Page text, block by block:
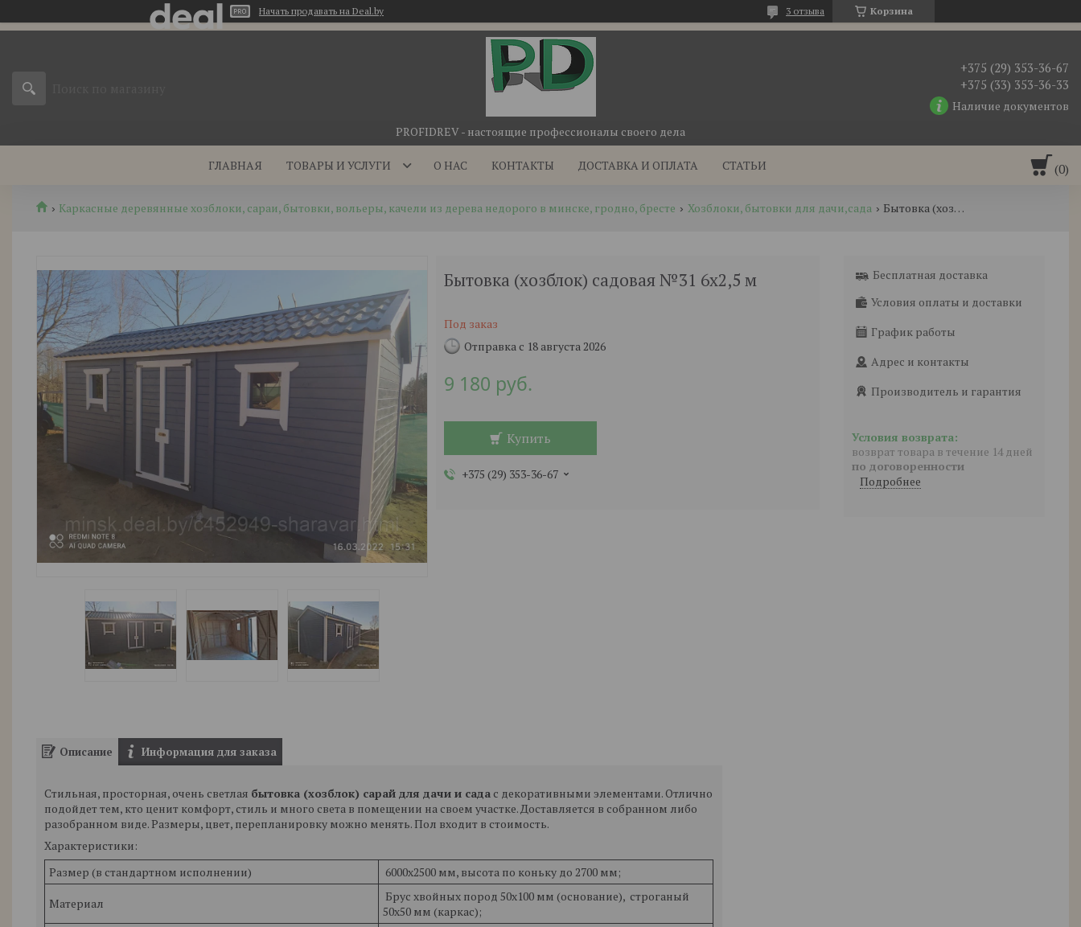
Начать продавать на Deal.by Корзина
3 отзыва
PROFIDREV - настоящие профессионалы своего дела
+375 (29) 353-36-67
+375 (33) 353-36-33
Наличие документов
ГЛАВНАЯ ТОВАРЫ И УСЛУГИ О НАС КОНТАКТЫ ДОСТАВКА И ОПЛАТА СТАТЬИ
Каркасные деревянные хозблоки, сараи, бытовки, вольеры, качели из дерева недорого в минске, гродно, бресте Хозблоки, бытовки для дачи,сада Бытовка (хозблок) садовая №31 6х2,5 м
Бытовка (хозблок) садовая №31 6х2,5 м
Под заказ
Отправка с 18 августа 2026
9 180 руб.
Купить
+375 (29) 353-36-67
Бесплатная доставка
Условия оплаты и доставки
График работы
Адрес и контакты
Производитель и гарантия
возврат товара в течение 14 дней
по договоренности
Подробнее
Описание Информация для заказа
Стильная, просторная, очень светлая бытовка (хозблок) сарай для дачи и садас декоративными элементами. Отлично
подойдет тем, кто ценит комфорт, стиль и много света в помещении на своем участке. Доставляется в собранном либо
разобранном виде. Размеры, цвет, перепланировку можно менять. Пол входит в стоимость.
Характеристики:
Размер (в стандартном исполнении)
6000х2500 мм, высота по коньку до 2700 мм;
Материал
Брус хвойных пород 50х100 мм (основание), строганый
50х50 мм (каркас);